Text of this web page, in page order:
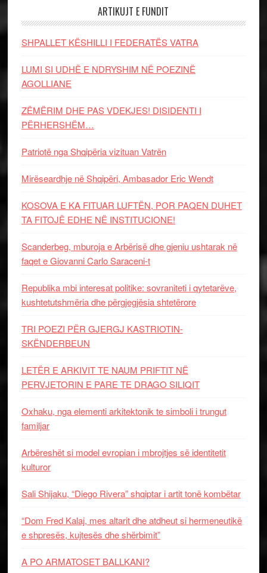
ARTIKUJT E FUNDIT
SHPALLET KËSHILLI I FEDERATËS VATRA
LUMI SI UDHË E NDRYSHIM NË POEZINË
AGOLLIANE
ZËMËRIM DHE PAS VDEKJES! DISIDENTI I
PËRHERSHËM…
Patriotë nga Shqipëria vizituan Vatrën
Mirëseardhje në Shqipëri, Ambasador Eric Wendt
KOSOVA E KA FITUAR LUFTËN, POR PAQEN DUHET
TA FITOJË EDHE NË INSTITUCIONE!
Scanderbeg, mburoja e Arbërisë dhe gjeniu ushtarak në
faqet e Giovanni Carlo Saraceni-t
Republika mbi interesat politike: sovraniteti i qytetarëve,
kushtetutshmëria dhe përgjegjësia shtetërore
TRI POEZI PËR GJERGJ KASTRIOTIN-
SKËNDERBEUN
LETËR E ARKIVIT TE NAUM PRIFTIT NË
PERVJETORIN E PARE TE DRAGO SILIQIT
Oxhaku, nga elementi arkitektonik te simboli i trungut
familjar
Arbëreshët si model evropian i mbrojtjes së identitetit
kulturor
Sali Shijaku, “Diego Rivera” shqiptar i artit tonë kombëtar
“Dom Fred Kalaj, mes altarit dhe atdheut si hermeneutikë
e shpresës, kujtesës dhe shërbimit”
A PO ARMATOSET BALLKANI?